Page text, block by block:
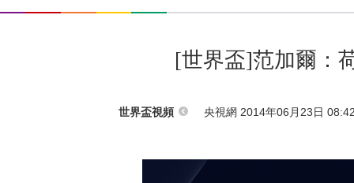
[世界盃]范加爾：
世界盃視頻 央視網 2014年06月23日